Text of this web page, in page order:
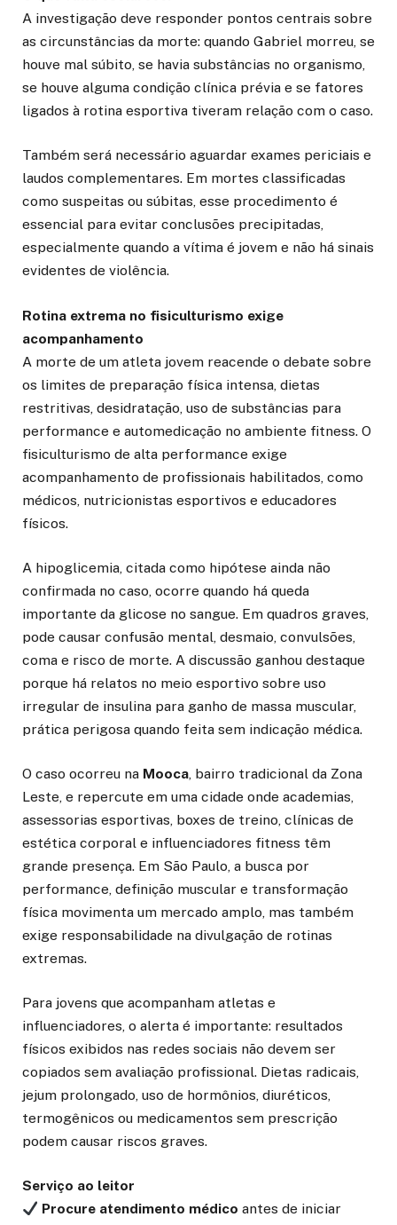
A investigação deve responder pontos centrais sobre
as circunstâncias da morte: quando Gabriel morreu, se
houve mal súbito, se havia substâncias no organismo,
se houve alguma condição clínica prévia e se fatores
ligados à rotina esportiva tiveram relação com o caso.
Também será necessário aguardar exames periciais e
laudos complementares. Em mortes classificadas
como suspeitas ou súbitas, esse procedimento é
essencial para evitar conclusões precipitadas,
especialmente quando a vítima é jovem e não há sinais
evidentes de violência.
Rotina extrema no fisiculturismo exige
acompanhamento
A morte de um atleta jovem reacende o debate sobre
os limites de preparação física intensa, dietas
restritivas, desidratação, uso de substâncias para
performance e automedicação no ambiente fitness. O
fisiculturismo de alta performance exige
acompanhamento de profissionais habilitados, como
médicos, nutricionistas esportivos e educadores
físicos.
A hipoglicemia, citada como hipótese ainda não
confirmada no caso, ocorre quando há queda
importante da glicose no sangue. Em quadros graves,
pode causar confusão mental, desmaio, convulsões,
coma e risco de morte. A discussão ganhou destaque
porque há relatos no meio esportivo sobre uso
irregular de insulina para ganho de massa muscular,
prática perigosa quando feita sem indicação médica.
O caso ocorreu na Mooca, bairro tradicional da Zona
Leste, e repercute em uma cidade onde academias,
assessorias esportivas, boxes de treino, clínicas de
estética corporal e influenciadores fitness têm
grande presença. Em São Paulo, a busca por
performance, definição muscular e transformação
física movimenta um mercado amplo, mas também
exige responsabilidade na divulgação de rotinas
extremas.
Para jovens que acompanham atletas e
influenciadores, o alerta é importante: resultados
físicos exibidos nas redes sociais não devem ser
copiados sem avaliação profissional. Dietas radicais,
jejum prolongado, uso de hormônios, diuréticos,
termogênicos ou medicamentos sem prescrição
podem causar riscos graves.
Serviço ao leitor
Procure atendimento médico antes de iniciar